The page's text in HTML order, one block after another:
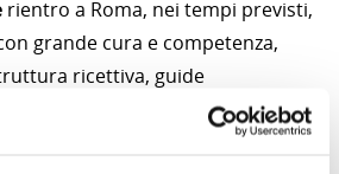
rientro a Roma, nei tempi previsti,
grande cura e competenza,
ricettiva, guide
bus all’altezza del